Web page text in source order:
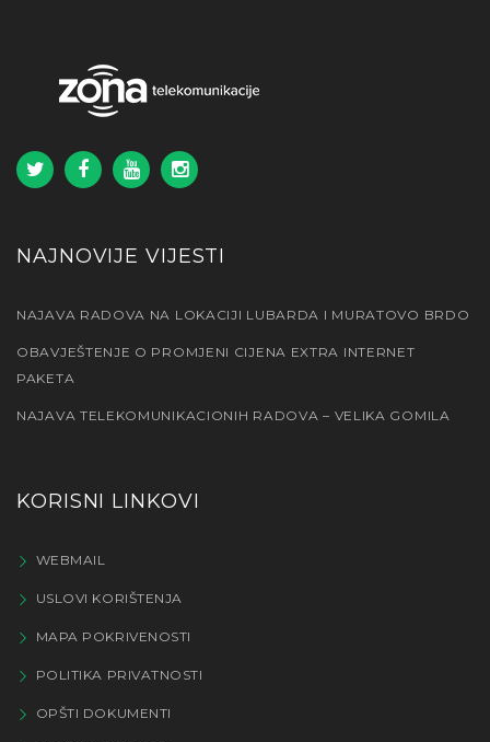
NAJNOVIJE VIJESTI
NAJAVA RADOVA NA LOKACIJI LUBARDA I MURATOVO BRDO
OBAVJEŠTENJE O PROMJENI CIJENA EXTRA INTERNET
PAKETA
NAJAVA TELEKOMUNIKACIONIH RADOVA – VELIKA GOMILA
KORISNI LINKOVI
WEBMAIL
USLOVI KORIŠTENJA
MAPA POKRIVENOSTI
POLITIKA PRIVATNOSTI
OPŠTI DOKUMENTI